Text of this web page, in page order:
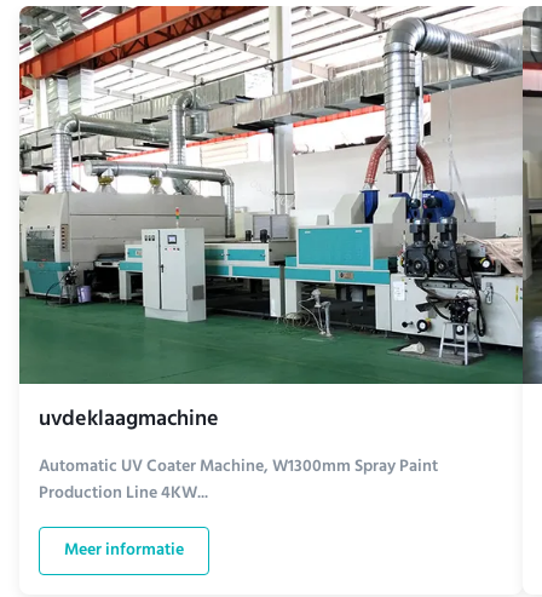
uvdeklaagmachine
Automatic UV Coater Machine, W1300mm Spray Paint
Production Line 4KW...
Meer informatie